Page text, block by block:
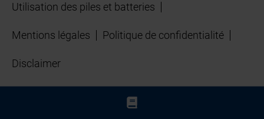
Utilisation des piles et batteries
Mentions légales Politique de confidentialité
Disclaimer